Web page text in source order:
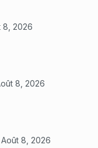
8, 2026
8, 2026
Août 8, 2026